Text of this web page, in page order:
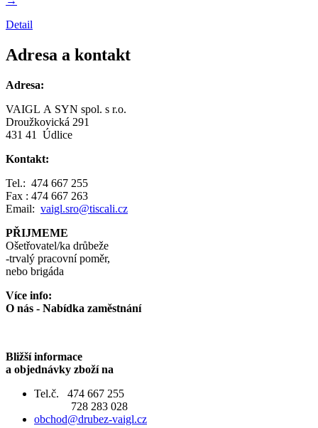
Detail
Adresa a kontakt
Adresa:
VAIGL A SYN spol. s r.o.
Droužkovická 291
431 41 Údlice
Kontakt:
Tel.: 474 667 255
Fax : 474 667 263
Email: vaigl.sro@tiscali.cz
PŘIJMEME
Ošetřovatel/ka drůbeže
-trvalý pracovní poměr,
nebo brigáda
Více info:
O nás - Nabídka zaměstnání
Bližší informace
a objednávky zboží na
Tel.č. 474 667 255
728 283 028
obchod@drubez-vaigl.cz